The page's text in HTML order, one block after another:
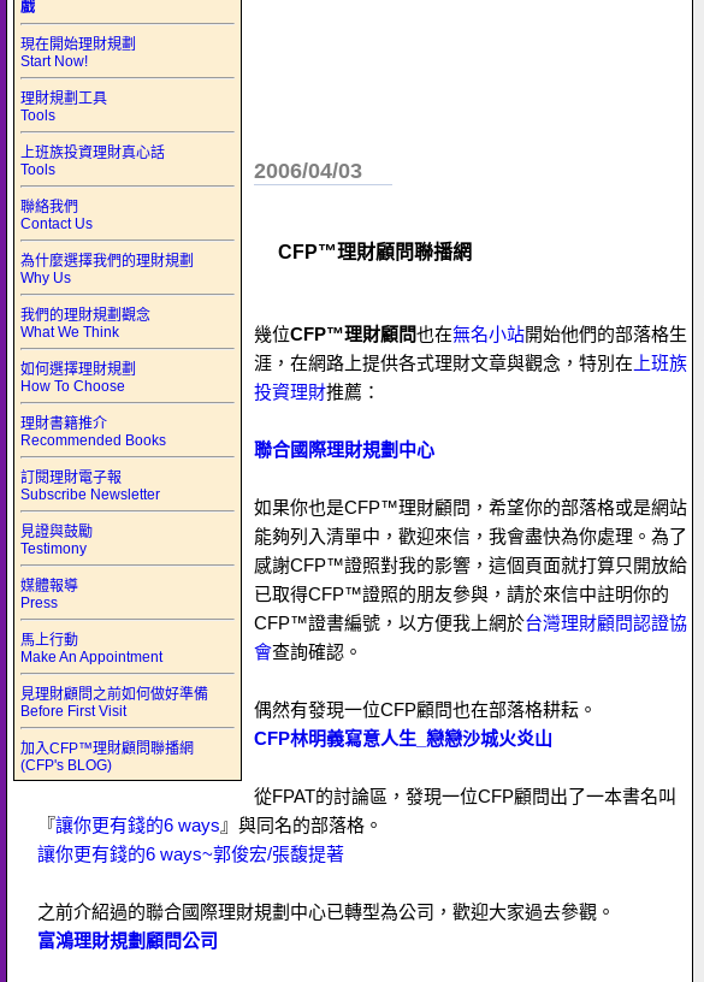
戲
現在開始理財規劃
Start Now!
理財規劃工具
Tools
上班族投資理財真心話
Tools
聯絡我們
Contact Us
為什麼選擇我們的理財規劃
Why Us
我們的理財規劃觀念
What We Think
如何選擇理財規劃
How To Choose
理財書籍推介
Recommended Books
訂閱理財電子報
Subscribe Newsletter
見證與鼓勵
Testimony
媒體報導
Press
馬上行動
Make An Appointment
見理財顧問之前如何做好準備
Before First Visit
加入CFP™理財顧問聯播網
(CFP's BLOG)
2006/04/03
CFP™理財顧問聯播網
幾位CFP™理財顧問也在無名小站開始他們的部落格生
涯，在網路上提供各式理財文章與觀念，特別在 上班族
投資理財推薦：
聯合國際理財規劃中心
如果你也是CFP™理財顧問，希望你的部落格或是網站
能夠列入清單中，歡迎來信，我會盡快為你處理。為了
感謝CFP™證照對我的影響，這個頁面就打算只開放給
已取得CFP™證照的朋友參與，請於來信中註明你的
CFP™證書編號，以方便我上網於台灣理財顧問認證協
會查詢確認。
偶然有發現一位CFP顧問也在部落格耕耘。
CFP林明義寫意人生_戀戀沙城火炎山
從FPAT的討論區，發現一位CFP顧問出了一本書名叫
『讓你更有錢的6 ways 』與同名的部落格。
讓你更有錢的6 ways~郭俊宏/張馥提著
之前介紹過的聯合國際理財規劃中心已轉型為公司，歡迎大家過去參觀。
富鴻理財規劃顧問公司